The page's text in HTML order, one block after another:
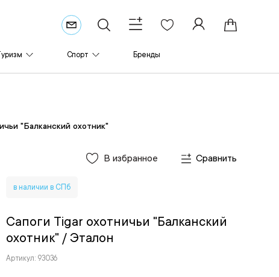
Спорт Бренды
"Балканский охотник"
В избранное Сравнить
в наличии в СПб
Сапоги Tigar охотничьи "Балканский
охотник" / Эталон
Артикул: 93036